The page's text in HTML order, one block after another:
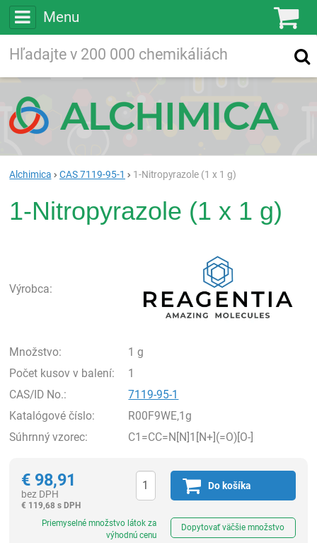
Menu
Vyhľadávanie
Alchimica CAS 7119-95-1 1-Nitropyrazole (1 x 1 g)
1-Nitropyrazole (1 x 1 g)
Výrobca:
Množstvo:
1 g
Počet kusov v balení:
1
CAS/ID No.:
7119-95-1
Katalógové číslo:
R00F9WE,1g
Súhrnný vzorec:
C1=CC=N[N]1[N+](=O)[O-]
€ 98,91
bez DPH
€ 119,68 s DPH
Do košíka
Priemyselné množstvo látok za
výhodnú cenu
Dopytovať väčšie množstvo